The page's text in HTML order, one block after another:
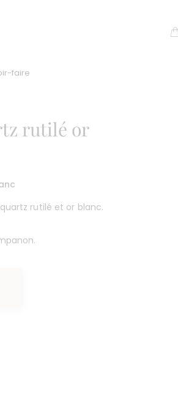
faire
rutilé or
rutilé et or blanc.